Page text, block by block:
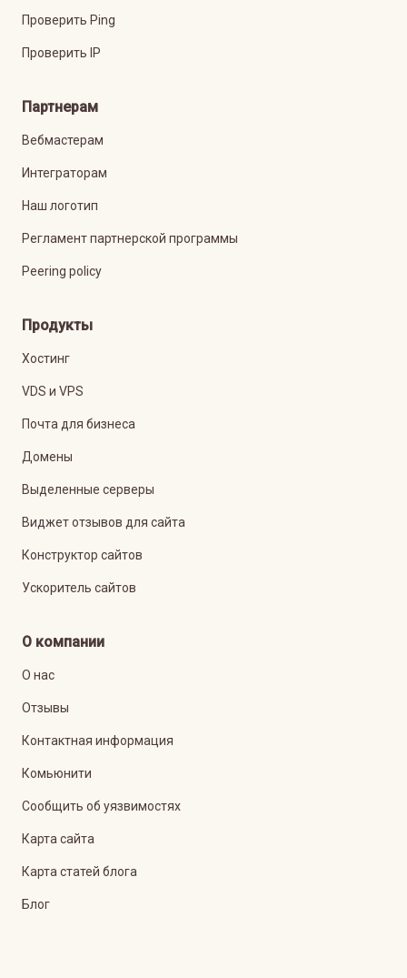
Проверить Ping
Проверить IP
Партнерам
Вебмастерам
Интеграторам
Наш логотип
Регламент партнерской программы
Peering policy
Продукты
Хостинг
VDS и VPS
Почта для бизнеса
Домены
Выделенные серверы
Виджет отзывов для сайта
Конструктор сайтов
Ускоритель сайтов
О компании
О нас
Отзывы
Контактная информация
Комьюнити
Сообщить об уязвимостях
Карта сайта
Карта статей блога
Блог